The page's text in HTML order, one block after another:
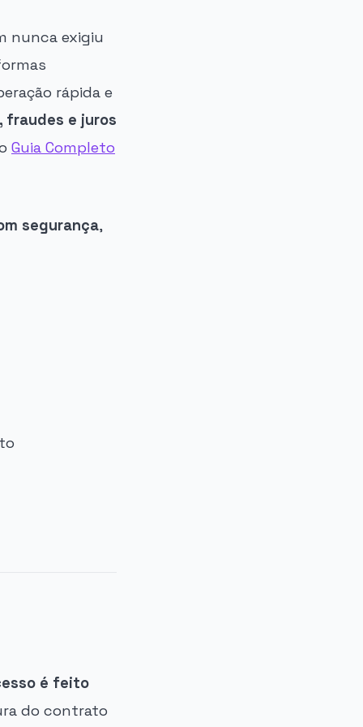
nunca exigiu
rápida e
fraudes e juros
Guia Completo
segurança,
é feito
do contrato